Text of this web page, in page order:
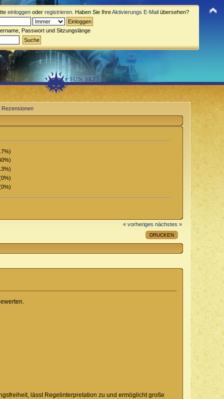
einloggen oder registrieren . Haben Sie IhreAktivierungs E-Mail übersehen?
Passwort und Sitzungslänge
Rezensionen
« vorheriges nächstes »
DRUCKEN
lässt Regelinterpretation zu und ermöglicht große